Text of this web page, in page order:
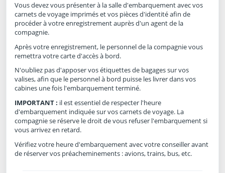
Vous devez vous présenter à la salle d'embarquement avec vos
carnets de voyage imprimés et vos pièces d'identité afin de
procéder à votre enregistrement auprès d'un agent de la
compagnie.
Après votre enregistrement, le personnel de la compagnie vous
remettra votre carte d'accès à bord.
N'oubliez pas d'apposer vos étiquettes de bagages sur vos
valises, afin que le personnel à bord puisse les livrer dans vos
cabines une fois l'embarquement terminé.
IMPORTANT : il est essentiel de respecter l'heure
d'embarquement indiquée sur vos carnets de voyage. La
compagnie se réserve le droit de vous refuser l'embarquement si
vous arrivez en retard.
Vérifiez votre heure d'embarquement avec votre conseiller avant
de réserver vos préacheminements : avions, trains, bus, etc.